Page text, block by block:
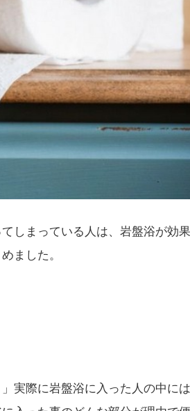
しまっている人は、岩盤浴が効
ました。
実際に岩盤浴に入った人の中に